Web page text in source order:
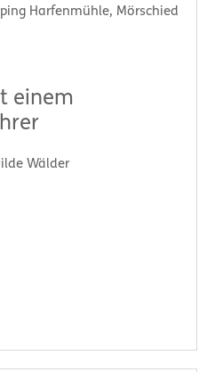
Harfenmühle, Mörschied
einem
Wälder